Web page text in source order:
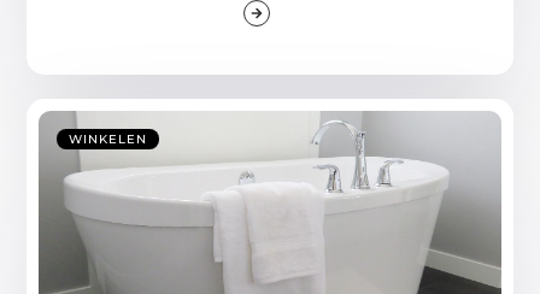
WINKELEN